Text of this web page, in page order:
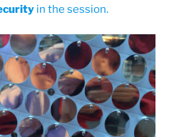
in the session.